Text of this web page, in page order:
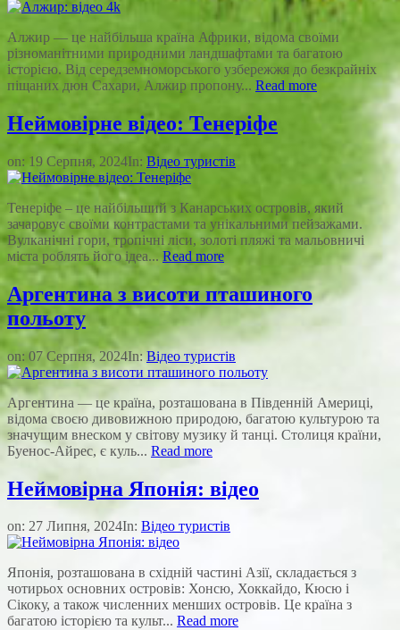
Алжир — це найбільша країна Африки, відома своїми
різноманітними природними ландшафтами та багатою
історією. Від середземноморського узбережжя до безкрайніх
піщаних дюн Сахари, Алжир пропону... Read more
Неймовірне відео: Тенеріфе
on: 19 Серпня, 2024In: Відео туристів
Тенеріфе – це найбільший з Канарських островів, який
зачаровує своїми контрастами та унікальними пейзажами.
Вулканічні гори, тропічні ліси, золоті пляжі та мальовничі
міста роблять його ідеа... Read more
Аргентина з висоти пташиного
польоту
on: 07 Серпня, 2024In:Відео туристів
Аргентина — це країна, розташована в Південній Америці,
відома своєю дивовижною природою, багатою культурою та
значущим внеском у світову музику й танці. Столиця країни,
Буенос-Айрес, є куль... Read more
Неймовірна Японія: відео
on: 27 Липня, 2024In: Відео туристів
Японія, розташована в східній частині Азії, складається з
чотирьох основних островів: Хонсю, Хоккайдо, Кюсю і
Сікоку, а також численних менших островів. Це країна з
багатою історією та культ... Read more